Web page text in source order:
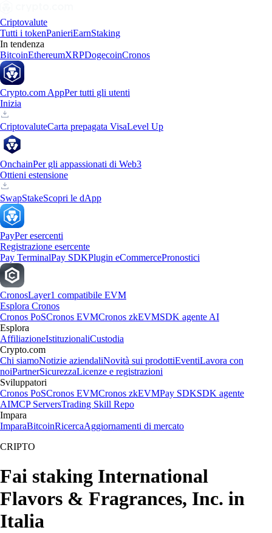
Criptovalute
Tutti i tokenPanieriEarnStaking
In tendenza
BitcoinEthereumXRPDogecoinCronos
Crypto.com AppPer tutti gli utenti
Inizia
CriptovaluteCarta prepagata VisaLevel Up
OnchainPer gli appassionati di Web3
Ottieni estensione
SwapStakeScopri le dApp
PayPer esercenti
Registrazione esercente
Pay TerminalPay SDKPlugin eCommercePronostici
CronosLayer1 compatibile EVM
Esplora Cronos
Cronos PoSCronos EVMCronos zkEVMSDK agente AI
Esplora
AffiliazioneIstituzionaliCustodia
Crypto.com
Chi siamoNotizie aziendaliNovità sui prodottiEventiLavora con
noiPartnerSicurezzaLicenze e registrazioni
Sviluppatori
Cronos PoSCronos EVMCronos zkEVMPay SDKSDK agente
AIMCP ServersTrading Skill Repo
Impara
ImparaBitcoinRicercaAggiornamenti di mercato
CRIPTO
Fai staking International
Flavors & Fragrances, Inc. in
Italia